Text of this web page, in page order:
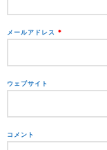
メールアドレス *
ウェブサイト
コメント